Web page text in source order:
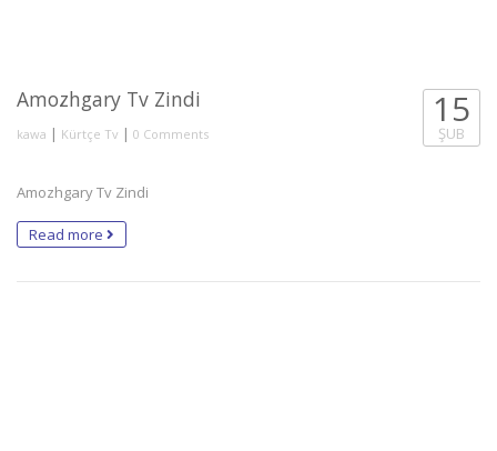
Amozhgary Tv Zindi
kawa | Kürtçe Tv | 0 Comments
15
ŞUB
Amozhgary Tv Zindi
Read more